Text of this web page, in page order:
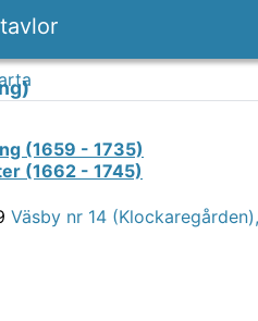
(1659 - 1735)
(1662 - 1745)
Väsby nr 14